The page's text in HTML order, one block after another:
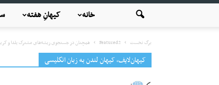
کیهانِ هفته خانه
برگ نخست Featured2 همچنان در جستجوی ریشه‌های مشترک یلدا و
کیهان‌لایف، کیهان لندن به زبان انگلیسی